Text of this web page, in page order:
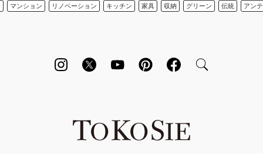
マンション リノベーション キッチン 家具 収納 グリーン 伝統 アン